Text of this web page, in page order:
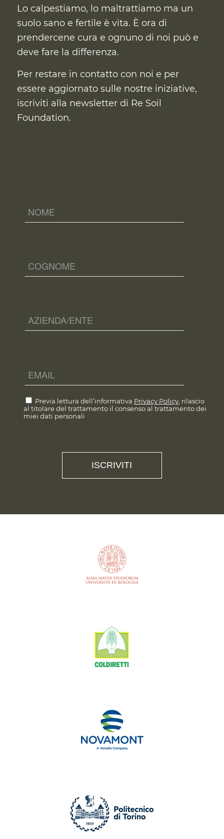
Lo calpestiamo, lo maltrattiamo ma un
suolo sano e fertile è vita. È ora di
prendercene cura e ognuno di noi può e
deve fare la differenza.
Per restare in contatto con noi e per
essere aggiornato sulle nostre iniziative,
iscriviti alla newsletter di Re Soil
Foundation.
Previa lettura dell’informativa Privacy Policy, rilascio
al titolare del trattamento il consenso al trattamento dei
miei dati personali